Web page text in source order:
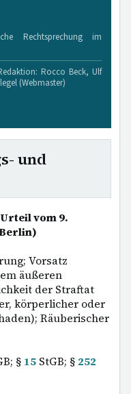
Rechtsprechung im
Rocco Beck, Ulf
(Webmaster)
und
Urteil vom 9.
Vorsatz
äußeren
der Straftat
körperlicher oder
Räuberischer
§ 15 StGB; § 252